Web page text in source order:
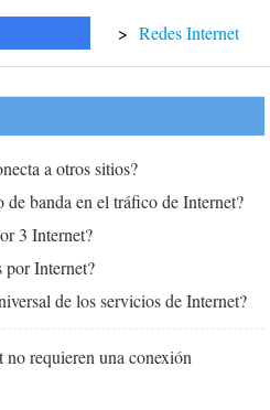
> Redes Internet
a otros sitios?
banda en el tráfico de Internet?
3 Internet?
por Internet?
de los servicios de Internet?
no requieren una conexión